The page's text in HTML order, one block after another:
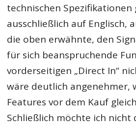
technischen
ausschließlich auf Englisch,
die oben erwähnte, den
für sich beanspruchende
vorderseitigen „Direct In“
wäre deutlich angenehmer,
Features vor dem Kauf
Schließlich möchte ich nicht